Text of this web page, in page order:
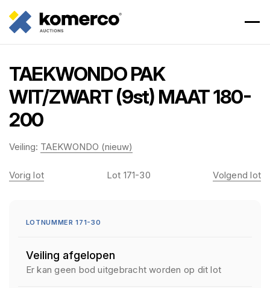
TAEKWONDO PAK
WIT/ZWART (9st) MAAT 180-
200
Veiling: TAEKWONDO (nieuw)
Vorig lot Lot 171-30 Volgend lot
LOTNUMMER 171-30
Veiling afgelopen
Er kan geen bod uitgebracht worden op dit lot